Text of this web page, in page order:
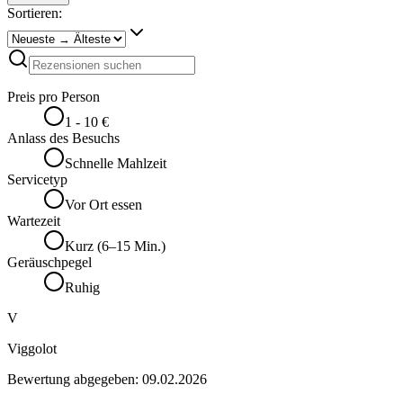
Sortieren:
Preis pro Person
1 - 10 €
Anlass des Besuchs
Schnelle Mahlzeit
Servicetyp
Vor Ort essen
Wartezeit
Kurz (6–15 Min.)
Geräuschpegel
Ruhig
V
Viggolot
Bewertung abgegeben: 09.02.2026